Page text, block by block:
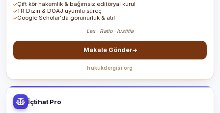
Çift kör hakemlik & bağımsız editöryal kurul
TR Dizin & DOAJ uyumlu süreç
Google Scholar'da görünürlük & atıf
Lex · Ratio · Iustitia
Makale Gönder
hukukdergisi.org
İçtihat Pro